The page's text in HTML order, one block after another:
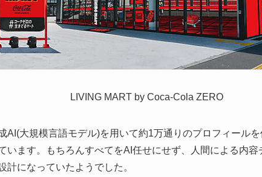
LIVING MART by Coca‑Cola ZERO
AI(大規模言語モデル)を用いて約1万通りのプロフィール
います。もちろんすべてをAI任せにせず、人間による内
計になっていたようでした。